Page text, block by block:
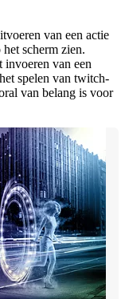
van een actie
het scherm zien.
van een
spelen van twitch-
van belang is voor